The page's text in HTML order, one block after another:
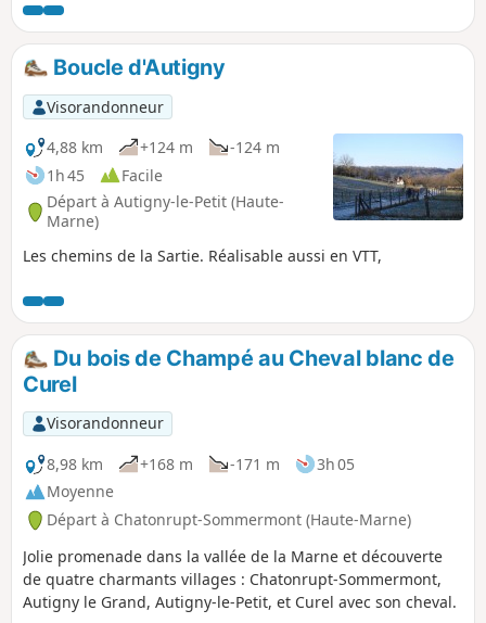
Boucle d'Autigny
Visorandonneur
4,88 km
+124 m
-124 m
1h 45
Facile
Départ à Autigny-le-Petit (Haute-
Marne)
Les chemins de la Sartie. Réalisable aussi en VTT,
Du bois de Champé au Cheval blanc de
Curel
Visorandonneur
8,98 km
+168 m -171 m
3h 05
Moyenne
Départ à Chatonrupt-Sommermont (Haute-Marne)
Jolie promenade dans la vallée de la Marne et découverte
de quatre charmants villages : Chatonrupt-Sommermont,
Autigny le Grand, Autigny-le-Petit, et Curel avec son cheval.